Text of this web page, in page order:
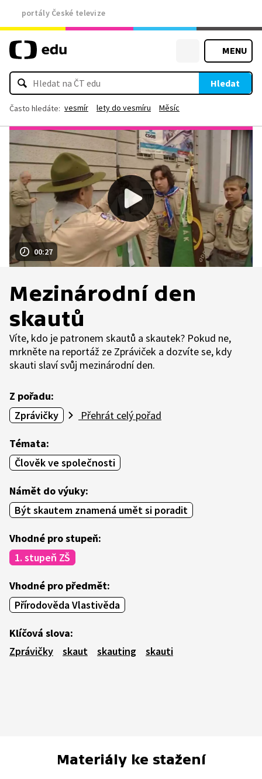
portály České televize
MENU
Hledat
Často hledáte: vesmír lety do vesmíru Měsíc
00:27
Mezinárodní den
skautů
Víte, kdo je patronem skautů a skautek? Pokud ne,
mrkněte na reportáž ze Zpráviček a dozvíte se, kdy
skauti slaví svůj mezinárodní den.
Z pořadu:
Zprávičky
Přehrát celý pořad
Témata:
Člověk ve společnosti
Námět do výuky:
Být skautem znamená umět si poradit
Vhodné pro stupeň:
1. stupeň ZŠ
Vhodné pro předmět:
Přírodověda Vlastivěda
Klíčová slova:
Zprávičky
skaut skauting skauti
Materiály ke stažení